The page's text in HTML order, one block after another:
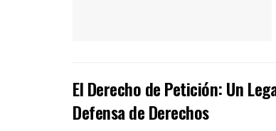
El Derecho de Petición: Un
Defensa de Derechos